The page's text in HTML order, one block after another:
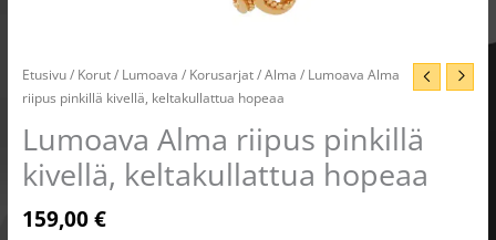
Etusivu/ Korut/ Lumoava / Korusarjat/Alma / Lumoava Alma
riipus pinkillä kivellä, keltakullattua hopeaa
Lumoava Alma riipus pinkillä
kivellä, keltakullattua hopeaa
159,00€